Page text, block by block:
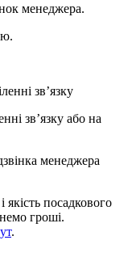
менеджера.
зв’язку
зв’язку або на
менеджера
якість посадкового
гроші.
.